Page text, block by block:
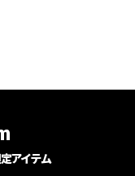
アイテム